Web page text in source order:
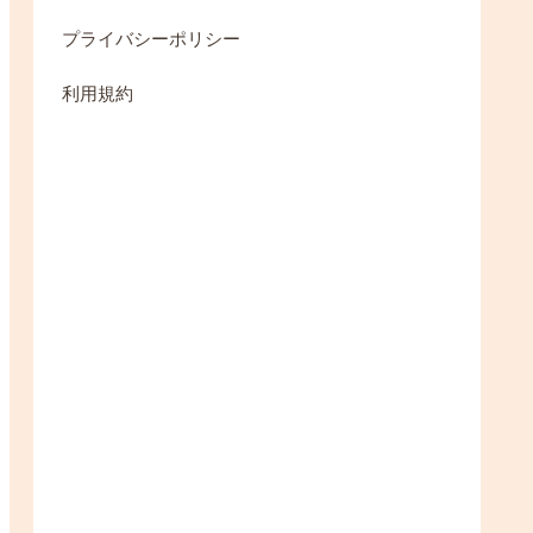
プライバシーポリシー
利用規約